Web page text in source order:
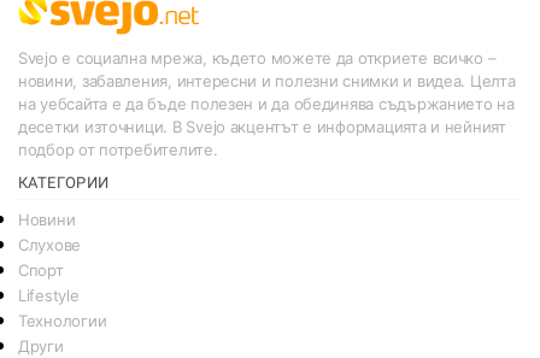
Svejo е социална мрежа, където можете да откриете всичко –
новини, забавления, интересни и полезни снимки и видеа. Целта
на уебсайта е да бъде полезен и да обединява съдържанието на
десетки източници. В Svejo акцентът е информацията и нейният
подбор от потребителите.
КАТЕГОРИИ
Новини
Слухове
Спорт
Lifestyle
Технологии
Други